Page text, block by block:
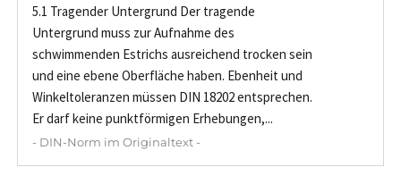
5.1 Tragender Untergrund Der tragende
Untergrund muss zur Aufnahme des
schwimmenden Estrichs ausreichend trocken sein
und eine ebene Oberfläche haben. Ebenheit und
Winkeltoleranzen müssen DIN 18202 entsprechen.
Er darf keine punktförmigen Erhebungen,...
- DIN-Norm im Originaltext -